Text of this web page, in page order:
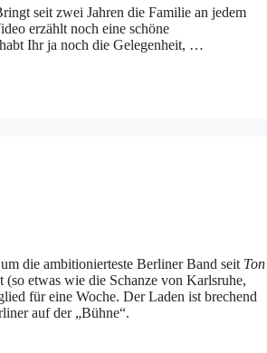
seit zwei Jahren die Familie an jedem
erzählt noch eine schöne
Ihr ja noch die Gelegenheit, …
die ambitionierteste Berliner Band seit Ton
etwas wie die Schanze von Karlsruhe,
für eine Woche. Der Laden ist brechend
auf der „Bühne“.